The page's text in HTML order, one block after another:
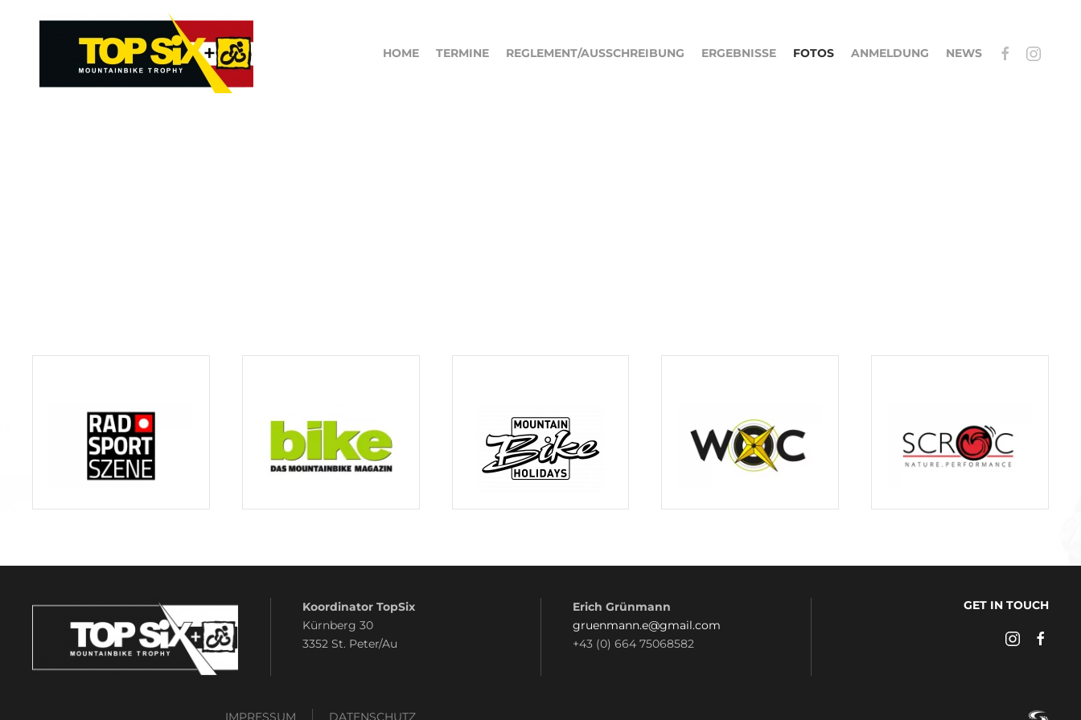
Skip to main content
HOME TERMINE REGLEMENT/AUSSCHREIBUNG ERGEBNISSE FOTOS ANMELDUNG NEWS
Koordinator TopSix
Kürnberg 30
3352 St. Peter/Au
Erich Grünmann
gruenmann.e@gmail.com
+43 (0) 664 75068582
GET IN TOUCH
IMPRESSUM DATENSCHUTZ